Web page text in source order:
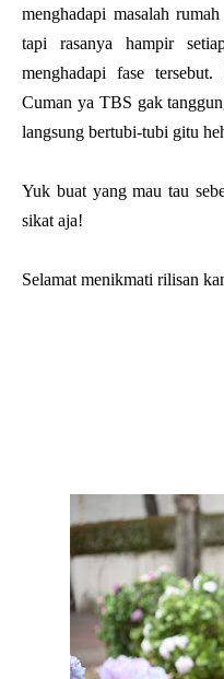
menghadapi masalah
tapi rasanya hampir
menghadapi fase
Cuman ya TBS gak
langsung bertubi-tubi gitu
Yuk buat yang mau tau
sikat aja!
Selamat menikmati rilisan